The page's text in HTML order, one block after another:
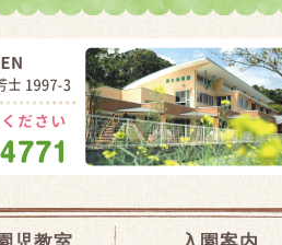
園児教室｜宮崎県宮崎市